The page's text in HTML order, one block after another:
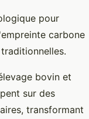
pour
carbone
bovin et
sur des
transformant